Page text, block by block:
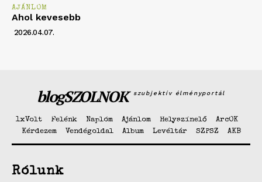
AJÁNLOM
Ahol kevesebb
2026.04.07.
blogSZOLNOK szubjektív élményportál
1xVolt Felénk Naplóm Ajánlom Helyszínelő
ArcOK
Kérdezem
Vendégoldal Album Levéltár SZPSZ AKB
Rólunk